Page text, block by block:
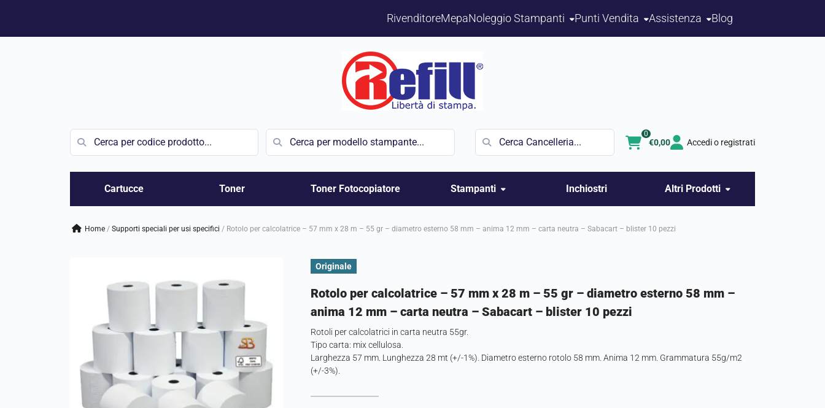
RivenditoreMepaNoleggio Stampanti Punti Vendita Assistenza Blog
Vai
€0,00
0
Accedi o registrati
Cartucce Toner Toner Fotocopiatore Stampanti Inchiostri Altri Prodotti
Home / supporti speciali per usi specifici / Rotolo per calcolatrice – 57 mm x 28 m – 55 gr – diametro esterno 58 mm – anima 12 mm – carta neutra – Sabacart – blister 10 pezzi
Originale
Rotolo per calcolatrice – 57 mm x 28 m – 55 gr – diametro esterno 58 mm –
anima 12 mm – carta neutra – Sabacart – blister 10 pezzi
Rotoli per calcolatrici in carta neutra 55gr.
Tipo carta: mix cellulosa.
Larghezza 57 mm. Lunghezza 28 mt (+/-1%). Diametro esterno rotolo 58 mm. Anima 12 mm. Grammatura 55g/m2
(+/-3%).